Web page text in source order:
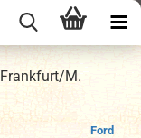
M.
Ford